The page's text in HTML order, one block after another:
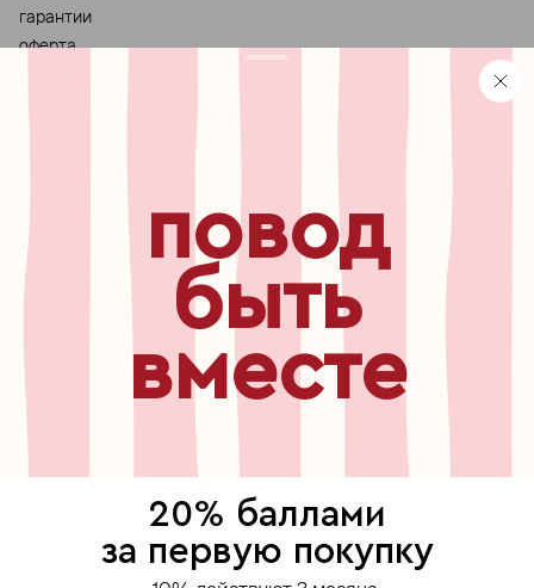
гарантии
оферта
бесплатный звонок по России
узнавайте первыми о
новинках, специальных
мероприятиях, скидках и
выберите, где продолжить
Для хорошей работы сайта мы используем файлы cookies
повод
быть
вместе
20% баллами
за первую покупку